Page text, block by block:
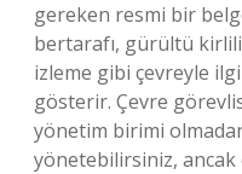
gereken resmi bir
bertarafı, gürültü
izleme gibi çevreyle
gösterir. Çevre
yönetim birimi
yönetebilirsiniz,